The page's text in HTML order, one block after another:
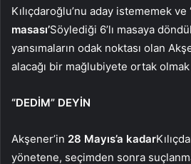
Kılıçdaroğlu’nu aday istememek ve
masası’Söylediği 6’lı masaya
yansımaların odak noktası olan
alacağı bir mağlubiyete ortak
“DEDİM” DEYİN
Akşener’in 28 Mayıs’a kadar
yönetene, seçimden sonra